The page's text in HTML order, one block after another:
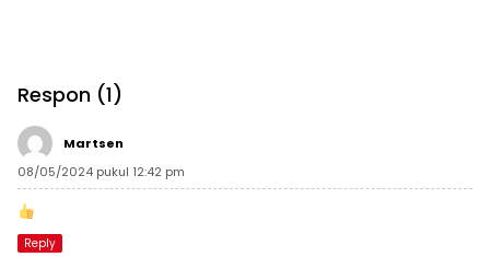
Respon (1)
Martsen
08/05/2024 pukul 12:42 pm
Reply